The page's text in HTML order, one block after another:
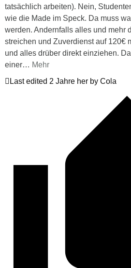
tatsächlich arbeiten). Nein,
wie die Made im Speck. Da muss
werden. Andernfalls alles und mehr
streichen und Zuverdienst auf 120€
und alles drüber direkt einziehen.
einer… Mehr
Last edited 2 Jahre her by Cola